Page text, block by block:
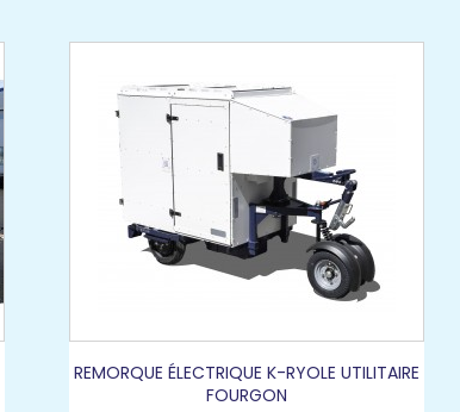
REMORQUE ÉLECTRIQUE K-RYOLE UTILITAIRE
FOURGON